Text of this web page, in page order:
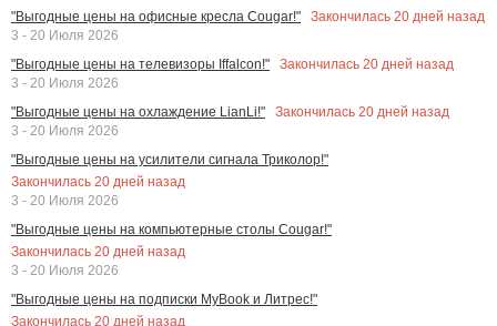
"Выгодные цены на офисные кресла Cougar!" Закончилась 20 дней назад
3 - 20 Июля 2026
"Выгодные цены на телевизоры Iffalcon!"
Закончилась 20 дней назад
3 - 20 Июля 2026
"Выгодные цены на охлаждение LianLi!"
Закончилась 20 дней назад
3 - 20 Июля 2026
"Выгодные цены на усилители сигнала Триколор!"
Закончилась 20 дней назад
3 - 20 Июля 2026
"Выгодные цены на компьютерные столы Cougar!"
Закончилась 20 дней назад
3 - 20 Июля 2026
"Выгодные цены на подписки MyBook и Литрес!"
Закончилась 20 дней назад